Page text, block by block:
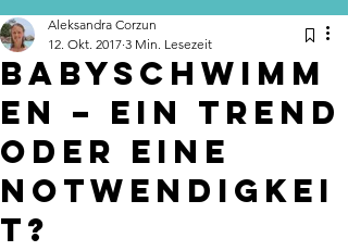
Babyschwimm
en – ein Trend
oder eine
Notwendigkei
t?
Aleksandra Corzun
12. Okt. 2017 3 Min. Lesezeit